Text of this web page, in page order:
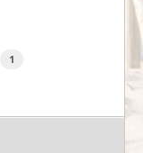
1